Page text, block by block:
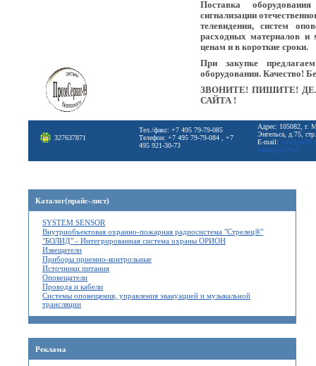
Поставка
сигнализации
телевидения, систем
расходных материалов и
ценам и в короткие сроки.
При закупке
оборудования. Качество!
ЗВОНИТЕ! ПИШИТЕ!
САЙТА !
327637871
Тел./факс: +7 495 79-79-085
Телефон: +7 495 79-79-084 , +7
495 921-30-73
Адрес: 105082, г.
Энгельса, д.75,
E-mail:
zakaz@ps99.ru
Каталог(прайс-лист)
SYSTEM SENSOR
Внутриобъектовая охранно-пожарная радиосистема "Стрелец®"
"БОЛИД" - Интегрированная система охраны ОРИОН
Извещатели
Приборы приемно-контрольные
Источники питания
Оповещатели
Провода и кабели
Системы оповещения, управления эвакуацией и музыкальной
трансляции
Реклама